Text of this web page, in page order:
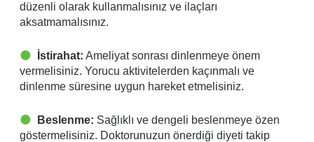
düzenli olarak kullanmalısınız ve ilaçları
aksatmamalısınız.
İstirahat: Ameliyat sonrası dinlenmeye önem
vermelisiniz. Yorucu aktivitelerden kaçınmalı ve
dinlenme süresine uygun hareket etmelisiniz.
Beslenme: Sağlıklı ve dengeli beslenmeye özen
göstermelisiniz. Doktorunuzun önerdiği diyeti takip